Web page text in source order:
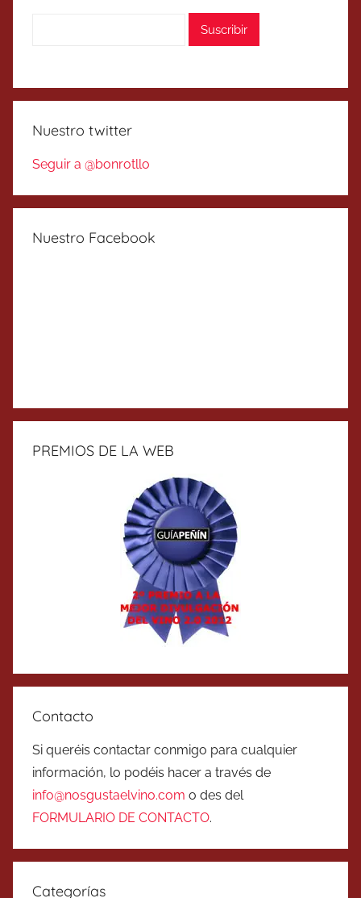
Nuestro twitter
Seguir a @bonrotllo
Nuestro Facebook
PREMIOS DE LA WEB
Contacto
Si queréis contactar conmigo para cualquier
información, lo podéis hacer a través de
info@nosgustaelvino.com o des del
FORMULARIO DE CONTACTO.
Categorías